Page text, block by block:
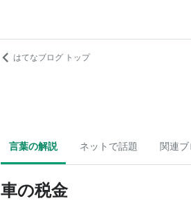
はてなブログ トップ
言葉の解説 ネットで話題 関連
車の税金